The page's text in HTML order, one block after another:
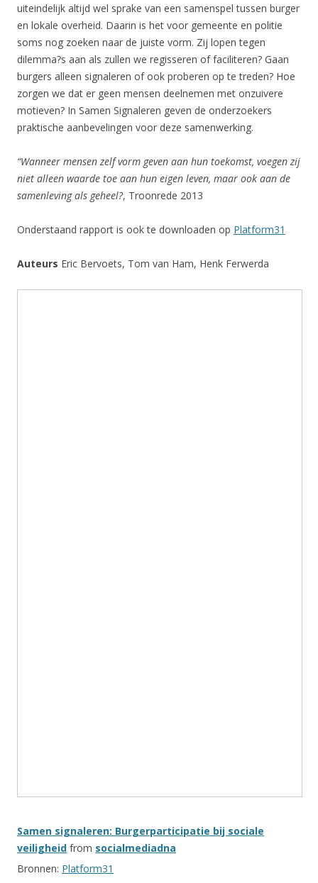
uiteindelijk altijd wel sprake van een samenspel tussen burger
en lokale overheid. Daarin is het voor gemeente en politie
soms nog zoeken naar de juiste vorm. Zij lopen tegen
dilemma?s aan als zullen we regisseren of faciliteren? Gaan
burgers alleen signaleren of ook proberen op te treden? Hoe
zorgen we dat er geen mensen deelnemen met onzuivere
motieven? In Samen Signaleren geven de onderzoekers
praktische aanbevelingen voor deze samenwerking.
“Wanneer mensen zelf vorm geven aan hun toekomst, voegen zij
niet alleen waarde toe aan hun eigen leven, maar ook aan de
samenleving als geheel?, Troonrede 2013
Onderstaand rapport is ook te downloaden op Platform31
Auteurs Eric Bervoets, Tom van Ham, Henk Ferwerda
Samen signaleren: Burgerparticipatie bij sociale
veiligheid from socialmediadna
Bronnen: Platform31